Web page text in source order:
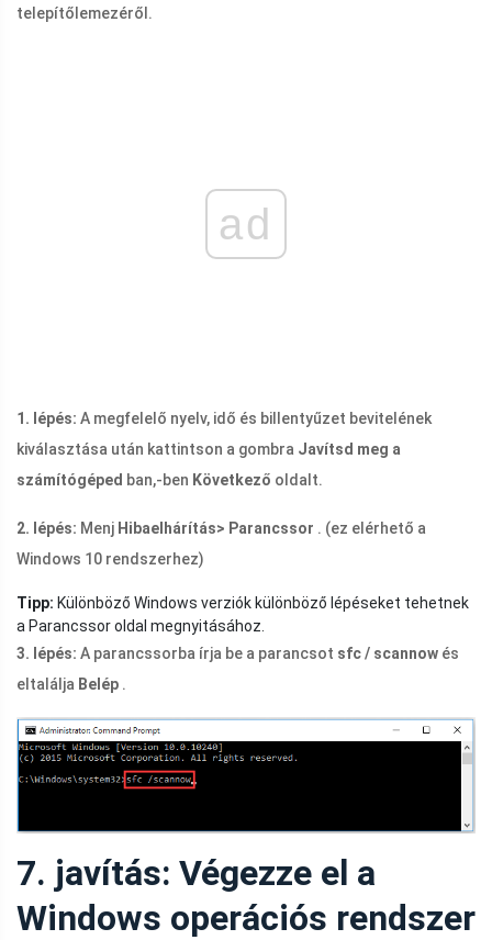
telepítőlemezéről.
ad
1. lépés: A megfelelő nyelv, idő és billentyűzet bevitelének
kiválasztása után kattintson a gombra Javítsd meg a
számítógéped ban,-ben Következő oldalt.
2. lépés: Menj Hibaelhárítás> Parancssor . (ez elérhető a
Windows 10 rendszerhez)
Tipp: Különböző Windows verziók különböző lépéseket tehetnek
a Parancssor oldal megnyitásához.
3. lépés: A parancssorba írja be a parancsot sfc / scannow és
eltalálja Belép .
7. javítás: Végezze el a
Windows operációs rendszer